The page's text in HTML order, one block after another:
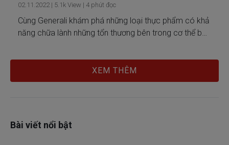
02.11.2022 | 5.1k View | 4 phút đọc
Cùng Generali khám phá những loại thực phẩm có khả
năng chữa lành những tổn thương bên trong cơ thể bạn
XEM THÊM
Bài viết nổi bật